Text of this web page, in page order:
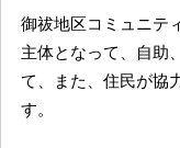
御祓地区コミュニテ
主体となって、自助
て、また、住民が協
す。